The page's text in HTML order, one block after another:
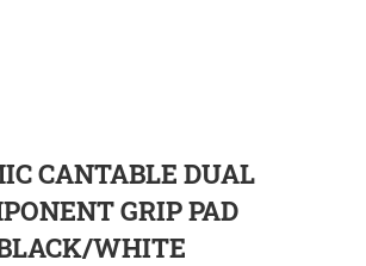
CANTABLE DUAL
GRIP PAD
WHITE